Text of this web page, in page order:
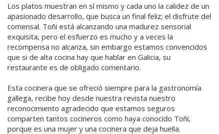
Los platos muestran en sí mismo y cada uno la calidez de un
apasionado desarrollo, que busca un final feliz; el disfrute del
comensal. Toñi está alcanzando una madurez sensorial
exquisita, pero el esfuerzo es mucho y a veces la
recompensa no alcanza, sin embargo estamos convencidos
que si de alta cocina hay que hablar en Galicia, su
restaurante es de obligado comentario.
Esta cocinera que se ofreció siempre para la gastronomía
gallega, recibe hoy desde nuestra revista nuestro
reconocimiento agradecido que estamos seguros
comparten tantos cocineros como haya conocido Toñi,
porque es una mujer y una cocinera que deja huella.